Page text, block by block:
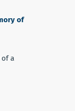
of
of a